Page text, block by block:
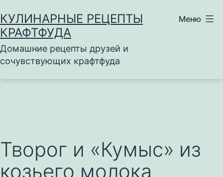
к
содержимому
КУЛИНАРНЫЕ РЕЦЕПТЫ
КРАФТФУДА
Домашние рецепты друзей и
сочувствующих крафтфуда
Меню
Творог и «Кумыс» из
козьего молока